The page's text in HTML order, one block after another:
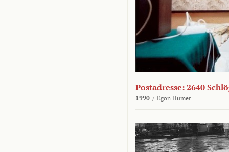
Postadresse: 2640
1990 / Egon Humer